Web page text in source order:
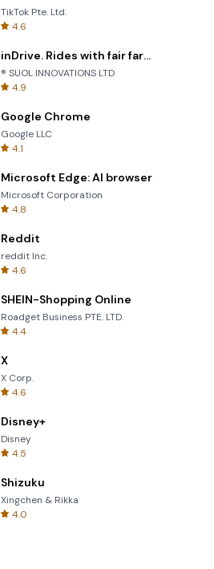
Skip Card
TikTok Pte. Ltd.
4.6
inDrive. Rides with fair fares
® SUOL INNOVATIONS LTD
4.9
Google Chrome
Google LLC
4.1
Microsoft Edge: AI browser
Microsoft Corporation
4.8
Reddit
reddit Inc.
4.6
SHEIN-Shopping Online
Roadget Business PTE. LTD.
4.4
X
X Corp.
4.6
Disney+
Disney
4.5
Shizuku
Xingchen & Rikka
4.0